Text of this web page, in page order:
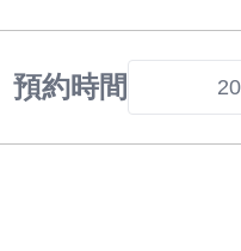
預約時間